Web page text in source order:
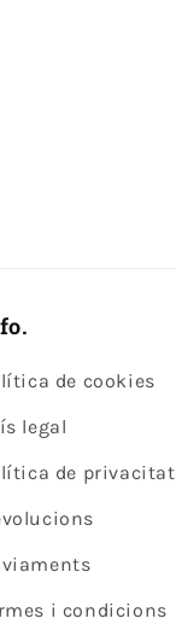
de cookies
legal
de privacitat
i condicions